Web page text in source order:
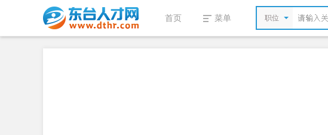
首页 菜单 职位